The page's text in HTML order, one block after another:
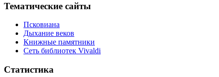
Тематические сайты
Псковиана
Дыхание веков
Книжные памятники
Сеть библиотек Vivaldi
Статистика